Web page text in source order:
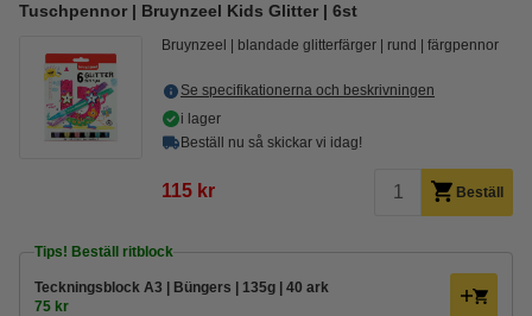
Tuschpennor | Bruynzeel Kids Glitter | 6st
Bruynzeel blandade glitterfärger rund färgpennor
Se specifikationerna och beskrivningen
i lager
Beställ nu så skickar vi idag!
115 kr Beställ
Tips! Beställ ritblock
Teckningsblock A3 | Büngers | 135g | 40 ark
75 kr